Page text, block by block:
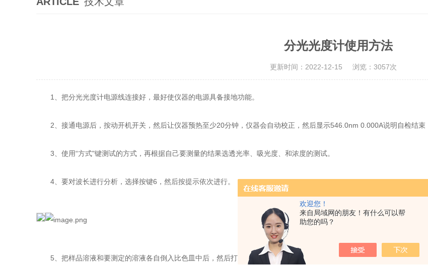
欢迎您！
来自局域网的朋友！有什么可以帮
助您的吗？
分光光度计使用方法
更新时间：2022-12-15 浏览：3057次
1、把分光光度计电源线连接好，最好使仪器的电源具备接地功能。
2、接通电源后，按动开机开关，然后让仪器预热至少20分钟，仪器会自动校正，然后显示546.0nm 0.000A说明自检结束
3、使用“方式"键测试的方式，再根据自己要测量的结果选透光率、吸光度、和浓度的测试。
4、要对波长进行分析，选择按键6，然后按提示依次进行。
5、把样品溶液和要测定的溶液各自倒入比色皿中后，然后打开样品盖，把盛着溶液的比色皿插入另一个比色皿中，最后盖